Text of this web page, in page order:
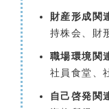
財産形成関
持株会、財
職場環境関
社員食堂、
自己啓発関